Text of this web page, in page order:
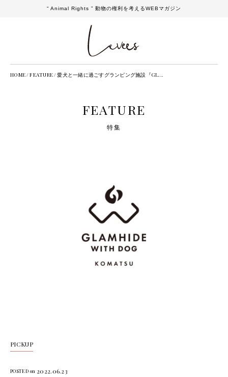
“ Animal Rights ” 動物の権利を考えるWEBマガジン
HOME /FEATURE /愛犬と一緒に過ごすグランピング施設『GL...
FEATURE
特集
PICKUP
POSTED on 2022.06.23